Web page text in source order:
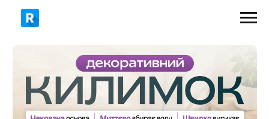
ЗАМОВИТИ
469 грн